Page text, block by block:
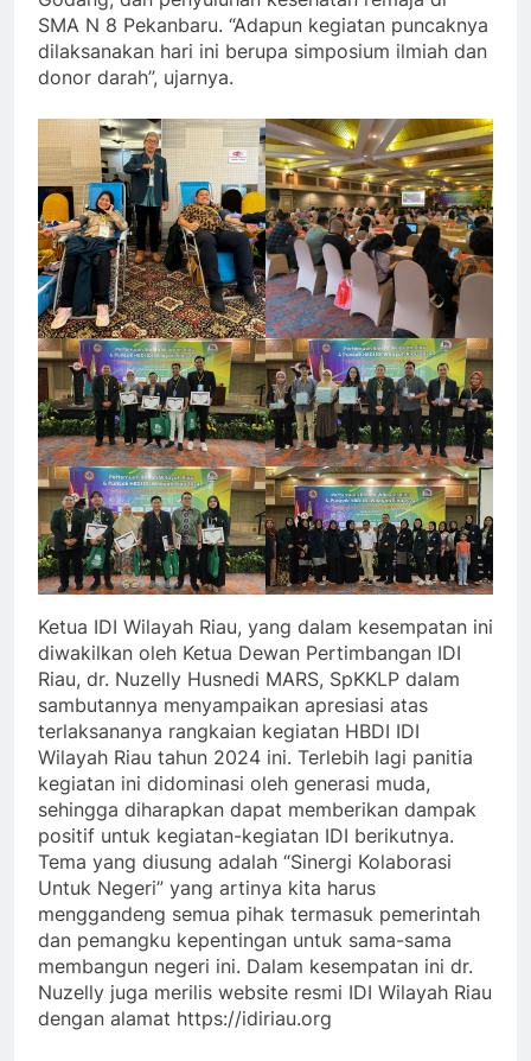
SMA N 8 Pekanbaru. “Adapun kegiatan puncaknya
dilaksanakan hari ini berupa simposium ilmiah dan
donor darah”, ujarnya.
Ketua IDI Wilayah Riau, yang dalam kesempatan ini
diwakilkan oleh Ketua Dewan Pertimbangan IDI
Riau, dr. Nuzelly Husnedi MARS, SpKKLP dalam
sambutannya menyampaikan apresiasi atas
terlaksananya rangkaian kegiatan HBDI IDI
Wilayah Riau tahun 2024 ini. Terlebih lagi panitia
kegiatan ini didominasi oleh generasi muda,
sehingga diharapkan dapat memberikan dampak
positif untuk kegiatan-kegiatan IDI berikutnya.
Tema yang diusung adalah “Sinergi Kolaborasi
Untuk Negeri” yang artinya kita harus
menggandeng semua pihak termasuk pemerintah
dan pemangku kepentingan untuk sama-sama
membangun negeri ini. Dalam kesempatan ini dr.
Nuzelly juga merilis website resmi IDI Wilayah Riau
dengan alamat https://idiriau.org